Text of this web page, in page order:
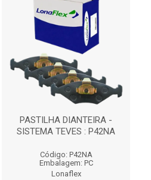
PASTILHA DIANTEIRA -
SISTEMA TEVES : P42NA
Código: P42NA
Embalagem: PC
Lonaflex